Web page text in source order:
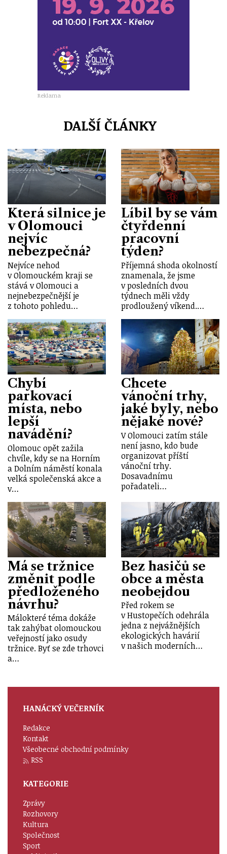
Reklama
DALŠÍ ČLÁNKY
Která silnice je
v Olomouci
nejvíc
nebezpečná?
Nejvíce nehod
v Olomouckém kraji se
stává v Olomouci a
nejnebezpečnější je
z tohoto pohledu…
Líbil by se vám
čtyřdenní
pracovní
týden?
Příjemná shoda okolností
znamenala, že jsme
v posledních dvou
týdnech měli vždy
prodloužený víkend.…
Chybí
parkovací
místa, nebo
lepší
navádění?
Olomouc opět zažila
chvíle, kdy se na Horním
a Dolním náměstí konala
velká společenská akce a
v…
Chcete
vánoční trhy,
jaké byly, nebo
nějaké nové?
V Olomouci zatím stále
není jasno, kdo bude
organizovat příští
vánoční trhy.
Dosavadnímu
pořadateli…
Má se tržnice
změnit podle
předloženého
návrhu?
Málokteré téma dokáže
tak zahýbat olomouckou
veřejností jako osudy
tržnice. Byť se zde trhovci
a…
Bez hasičů se
obce a města
neobejdou
Před rokem se
v Hustopečích odehrála
jedna z nejvážnějších
ekologických havárií
v našich moderních…
HANÁCKÝ VEČERNÍK
Redakce
Kontakt
Všeobecné obchodní podmínky
RSS
KATEGORIE
Zprávy
Rozhovory
Kultura
Společnost
Sport